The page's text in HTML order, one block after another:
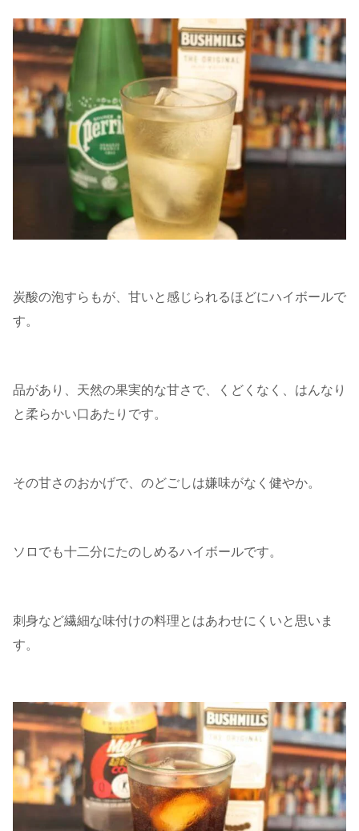
炭酸の泡すらもが、甘いと感じられるほどにハイボールで
す。
品があり、天然の果実的な甘さで、くどくなく、はんなり
と柔らかい口あたりです。
その甘さのおかげで、のどごしは嫌味がなく健やか。
ソロでも十二分にたのしめるハイボールです。
刺身など繊細な味付けの料理とはあわせにくいと思いま
す。